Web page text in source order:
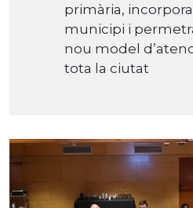
primària,
municipi i
nou model
tota la ciutat